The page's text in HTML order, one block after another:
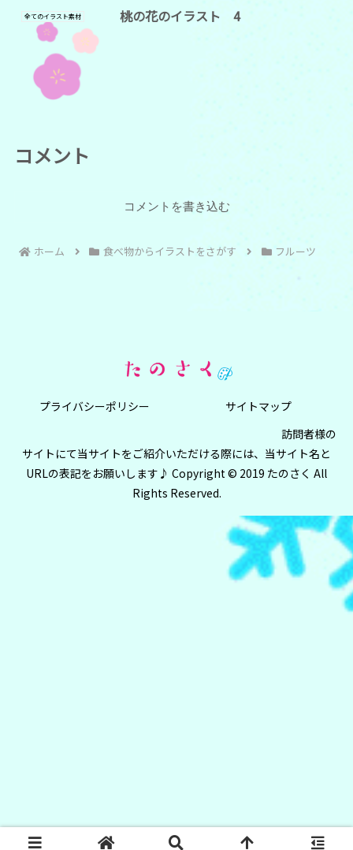
全てのイラスト素材 桃の花のイラスト 4
コメント
コメントを書き込む
ホーム 食べ物からイラストをさがす フルーツ
プライバシーポリシー
サイトマップ
訪問者様の
サイトにて当サイトをご紹介いただける際には、当サイト名と
URLの表記をお願いします♪ Copyright © 2019 たのさく All
Rights Reserved.